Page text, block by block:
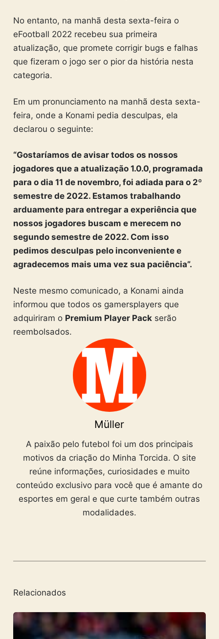
No entanto, na manhã desta sexta-feira o
eFootball 2022 recebeu sua primeira
atualização, que promete corrigir bugs e falhas
que fizeram o jogo ser o pior da história nesta
categoria.
Em um pronunciamento na manhã desta sexta-
feira, onde a Konami pedia desculpas, ela
declarou o seguinte:
“Gostaríamos de avisar todos os nossos
jogadores que a atualização 1.0.0, programada
para o dia 11 de novembro, foi adiada para o 2º
semestre de 2022. Estamos trabalhando
arduamente para entregar a experiência que
nossos jogadores buscam e merecem no
segundo semestre de 2022. Com isso
pedimos desculpas pelo inconveniente e
agradecemos mais uma vez sua paciência”.
Neste mesmo comunicado, a Konami ainda
informou que todos os gamersplayers que
adquiriram o Premium Player Packserão
reembolsados.
Müller
A paixão pelo futebol foi um dos principais
motivos da criação do Minha Torcida. O site
reúne informações, curiosidades e muito
conteúdo exclusivo para você que é amante do
esportes em geral e que curte também outras
modalidades.
Relacionados